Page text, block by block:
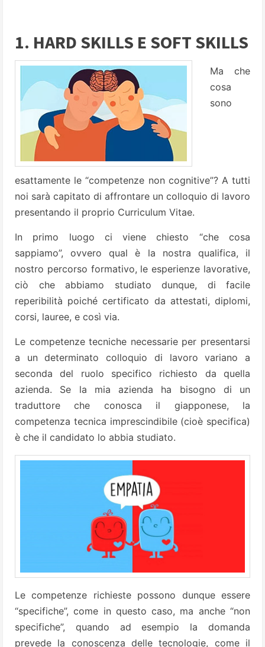
1. HARD SKILLS E SOFT SKILLS
Ma che
cosa
sono
esattamente le “competenze non cognitive”? A tutti
noi sarà capitato di affrontare un colloquio di lavoro
presentando il proprio Curriculum Vitae.
In primo luogo ci viene chiesto “che cosa
sappiamo”, ovvero qual è la nostra qualifica, il
nostro percorso formativo, le esperienze lavorative,
ciò che abbiamo studiato dunque, di facile
reperibilità poiché certificato da attestati, diplomi,
corsi, lauree, e così via.
Le competenze tecniche necessarie per presentarsi
a un determinato colloquio di lavoro variano a
seconda del ruolo specifico richiesto da quella
azienda. Se la mia azienda ha bisogno di un
traduttore che conosca il giapponese, la
competenza tecnica imprescindibile (cioè specifica)
è che il candidato lo abbia studiato.
Le competenze richieste possono dunque essere
“specifiche”, come in questo caso, ma anche “non
specifiche”, quando ad esempio la domanda
prevede la conoscenza delle tecnologie, come il